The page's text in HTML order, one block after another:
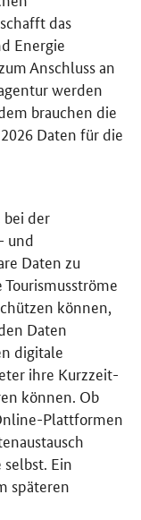
das
Energie
Anschluss an
werden
brauchen die
Daten für die
der
und
Daten zu
können,
Daten
digitale
ihre Kurzzeit-
können. Ob
Plattformen
Ein
späteren